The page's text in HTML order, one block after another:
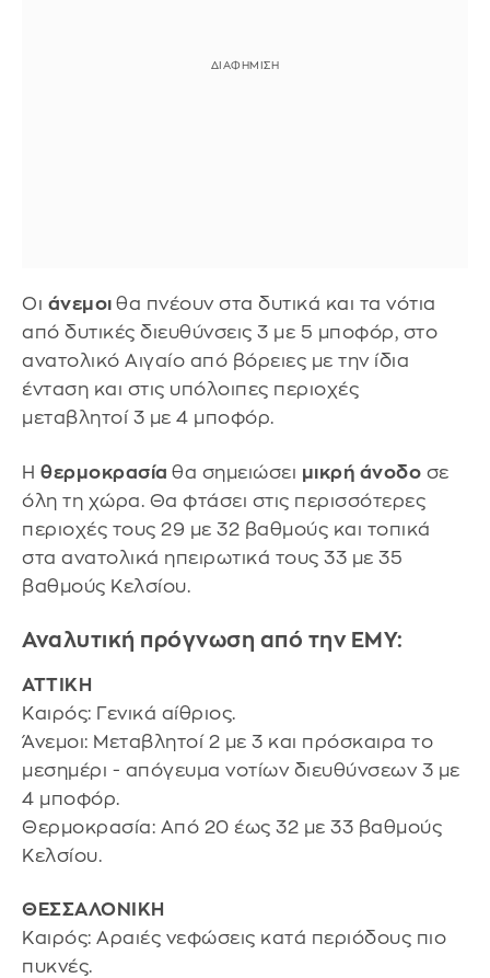
Οι άνεμοι θα πνέουν στα δυτικά και τα νότια
από δυτικές διευθύνσεις 3 με 5 μποφόρ, στο
ανατολικό Αιγαίο από βόρειες με την ίδια
ένταση και στις υπόλοιπες περιοχές
μεταβλητοί 3 με 4 μποφόρ.
Η θερμοκρασία θα σημειώσει μικρή άνοδο σε
όλη τη χώρα. Θα φτάσει στις περισσότερες
περιοχές τους 29 με 32 βαθμούς και τοπικά
στα ανατολικά ηπειρωτικά τους 33 με 35
βαθμούς Κελσίου.
Αναλυτική πρόγνωση από την ΕΜΥ:
ΑΤΤΙΚΗ
Καιρός: Γενικά αίθριος.
Άνεμοι: Μεταβλητοί 2 με 3 και πρόσκαιρα το
μεσημέρι - απόγευμα νοτίων διευθύνσεων 3 με
4 μποφόρ.
Θερμοκρασία: Από 20 έως 32 με 33 βαθμούς
Κελσίου.
ΘΕΣΣΑΛΟΝΙΚΗ
Καιρός: Αραιές νεφώσεις κατά περιόδους πιο
πυκνές.